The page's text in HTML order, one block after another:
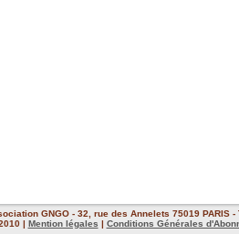
GNGO - 32, rue des Annelets 75019 PARIS -
| Mention légales | Conditions Générales